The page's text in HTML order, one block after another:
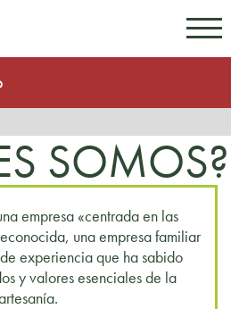
SOMOS?
empresa «centrada en las
una empresa familiar
experiencia que ha sabido
y valores esenciales de la